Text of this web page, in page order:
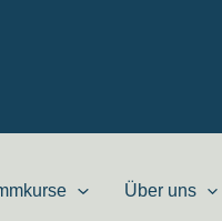
Über uns